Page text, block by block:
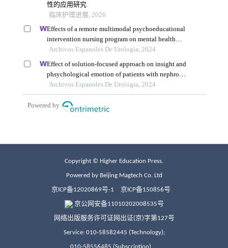
Copyright © Higher Education Press.
Powered by Beijing Magtech Co. Ltd
京ICP备12020869号-1 京ICP备150856号
京公网安备11010202008535号
网络出版服务许可证网出证(京)字第127号
Service: 010-58582445 (Technology);